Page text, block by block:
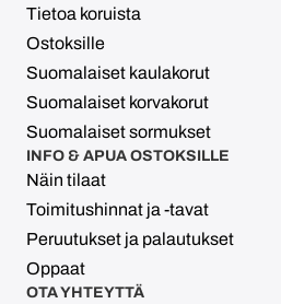
Tietoa koruista
Ostoksille
Suomalaiset kaulakorut
Suomalaiset korvakorut
Suomalaiset sormukset
INFO & APUA OSTOKSILLE
Näin tilaat
Toimitushinnat ja -tavat
Peruutukset ja palautukset
Oppaat
OTA YHTEYTTÄ